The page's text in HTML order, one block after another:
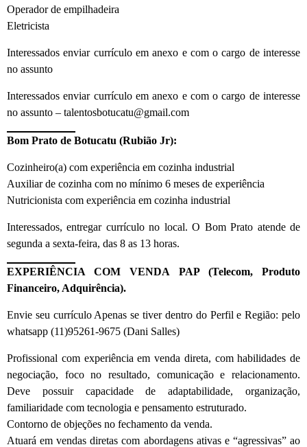
Operador de empilhadeira
Eletricista
Interessados enviar currículo em anexo e com o cargo de interesse
no assunto
Interessados enviar currículo em anexo e com o cargo de interesse
no assunto – talentosbotucatu@gmail.com
Bom Prato de Botucatu (Rubião Jr):
Cozinheiro(a) com experiência em cozinha industrial
Auxiliar de cozinha com no mínimo 6 meses de experiência
Nutricionista com experiência em cozinha industrial
Interessados, entregar currículo no local. O Bom Prato atende de
segunda a sexta-feira, das 8 as 13 horas.
EXPERIÊNCIA COM VENDA PAP (Telecom, Produto
Financeiro, Adquirência).
Envie seu currículo Apenas se tiver dentro do Perfil e Região: pelo
whatsapp (11)95261-9675 (Dani Salles)
Profissional com experiência em venda direta, com habilidades de
negociação, foco no resultado, comunicação e relacionamento.
Deve possuir capacidade de adaptabilidade, organização,
familiaridade com tecnologia e pensamento estruturado.
Contorno de objeções no fechamento da venda.
Atuará em vendas diretas com abordagens ativas e “agressivas” ao